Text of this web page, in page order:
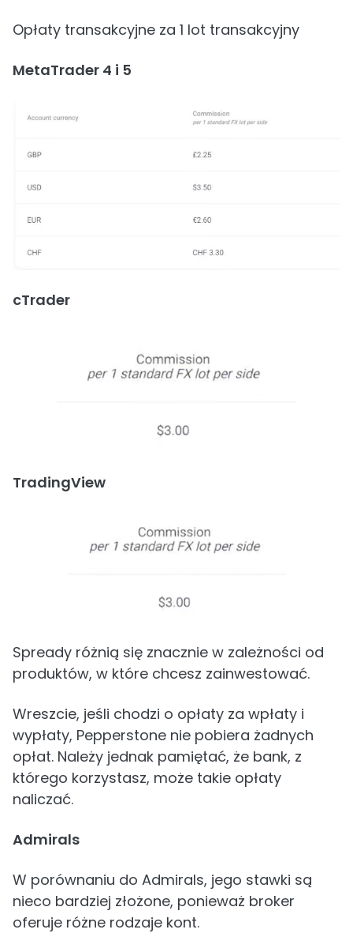
Opłaty transakcyjne za 1 lot transakcyjny
MetaTrader 4 i 5
cTrader
TradingView
Spready różnią się znacznie w zależności od
produktów, w które chcesz zainwestować.
Wreszcie, jeśli chodzi o opłaty za wpłaty i
wypłaty, Pepperstone nie pobiera żadnych
opłat. Należy jednak pamiętać, że bank, z
którego korzystasz, może takie opłaty
naliczać.
Admirals
W porównaniu do Admirals, jego stawki są
nieco bardziej złożone, ponieważ broker
oferuje różne rodzaje kont.